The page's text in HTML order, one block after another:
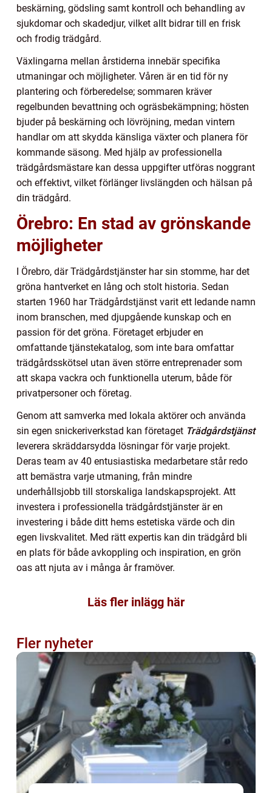
beskärning, gödsling samt kontroll och behandling av
sjukdomar och skadedjur, vilket allt bidrar till en frisk
och frodig trädgård.
Växlingarna mellan årstiderna innebär specifika
utmaningar och möjligheter. Våren är en tid för ny
plantering och förberedelse; sommaren kräver
regelbunden bevattning och ogräsbekämpning; hösten
bjuder på beskärning och lövröjning, medan vintern
handlar om att skydda känsliga växter och planera för
kommande säsong. Med hjälp av professionella
trädgårdsmästare kan dessa uppgifter utföras noggrant
och effektivt, vilket förlänger livslängden och hälsan på
din trädgård.
Örebro: En stad av grönskande
möjligheter
I Örebro, där Trädgårdstjänster har sin stomme, har det
gröna hantverket en lång och stolt historia. Sedan
starten 1960 har Trädgårdstjänst varit ett ledande namn
inom branschen, med djupgående kunskap och en
passion för det gröna. Företaget erbjuder en
omfattande tjänstekatalog, som inte bara omfattar
trädgårdsskötsel utan även större entreprenader som
att skapa vackra och funktionella uterum, både för
privatpersoner och företag.
Genom att samverka med lokala aktörer och använda
sin egen snickeriverkstad kan företaget Trädgårdstjänst
leverera skräddarsydda lösningar för varje projekt.
Deras team av 40 entusiastiska medarbetare står redo
att bemästra varje utmaning, från mindre
underhållsjobb till storskaliga landskapsprojekt. Att
investera i professionella trädgårdstjänster är en
investering i både ditt hems estetiska värde och din
egen livskvalitet. Med rätt expertis kan din trädgård bli
en plats för både avkoppling och inspiration, en grön
oas att njuta av i många år framöver.
Läs fler inlägg här
Fler nyheter